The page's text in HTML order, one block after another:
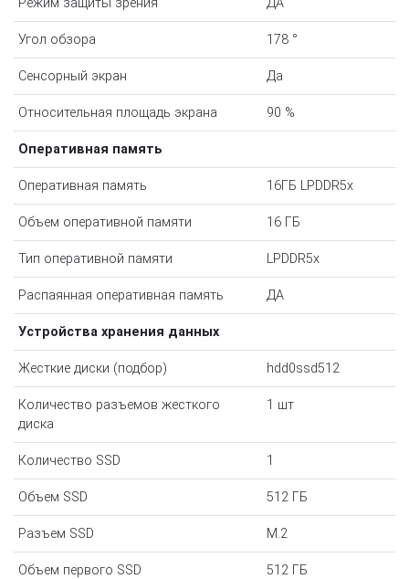
Угол обзора 178 °
Сенсорный экран Да
Относительная площадь экрана 90 %
Оперативная память
Оперативная память 16ГБ LPDDR5x
Объем оперативной памяти 16 ГБ
Тип оперативной памяти LPDDR5x
Распаянная оперативная память ДА
Устройства хранения данных
Жесткие диски (подбор) hdd0ssd512
Количество разъемов жесткого
диска
1 шт
Количество SSD 1
Объем SSD 512 ГБ
Разъем SSD M.2
Объем первого SSD 512 ГБ